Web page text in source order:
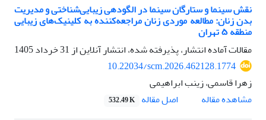
نقش سینما و ستارگان سینما در الگودهی زیبایی‌شناختی و مدیریت
بدن زنان: مطالعه موردی زنان مراجعه‌کننده به کلینیک‌های زیبایی
منطقه ۵ تهران
مقالات آماده انتشار، پذیرفته شده، انتشار آنلاین از31 خرداد 1405
10.22034/scm.2026.462128.1774
زهرا قاسمی، زینب ابراهیمی
مشاهده مقاله
اصل مقاله 532.49 K